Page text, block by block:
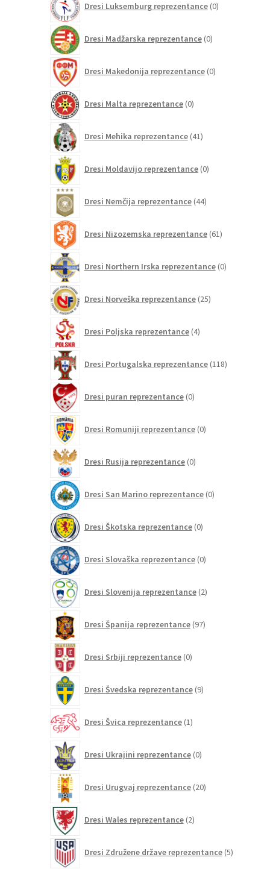
Dresi Luksemburg reprezentance 0izdelkov
Dresi Madžarska reprezentance 0izdelkov
Dresi Makedonija reprezentance 0izdelkov
Dresi Malta reprezentance 0izdelkov
Dresi Mehika reprezentance 41izdelkov
Dresi Moldavijo reprezentance 0izdelkov
Dresi Nemčija reprezentance 44izdelkov
Dresi Nizozemska reprezentance 61izdelkov
Dresi Northern Irska reprezentance 0izdelkov
Dresi Norveška reprezentance 25izdelkov
Dresi Poljska reprezentance 4izdelki
Dresi Portugalska reprezentance 118izdelkov
Dresi puran reprezentance 0izdelkov
Dresi Romuniji reprezentance 0izdelkov
Dresi Rusija reprezentance 0izdelkov
Dresi San Marino reprezentance 0izdelkov
Dresi Škotska reprezentance 0izdelkov
Dresi Slovaška reprezentance 0izdelkov
Dresi Slovenija reprezentance 2izdelka
Dresi Španija reprezentance 97izdelkov
Dresi Srbiji reprezentance 0izdelkov
Dresi Švedska reprezentance 9izdelkov
Dresi Švica reprezentance 1izdelek
Dresi Ukrajini reprezentance 0izdelkov
Dresi Urugvaj reprezentance 20izdelkov
Dresi Wales reprezentance 2izdelka
Dresi Združene države reprezentance 5izdelkov